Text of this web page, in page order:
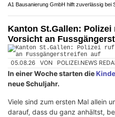
A1 Bausanierung GmbH hilft zuverlässig bei
Kanton St.Gallen:
Vorsicht an
05.08.26 VON POLIZEI.NEWS
In einer Woche starten die
neue Schuljahr.
Viele sind zum ersten Mal allein
darauf, dass du ganz anhältst,